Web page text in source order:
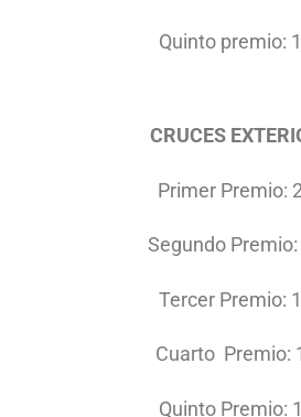
Quinto premio:
CRUCES
Primer Premio:
Segundo
Tercer Premio:
Cuarto Premio:
Quinto Premio: